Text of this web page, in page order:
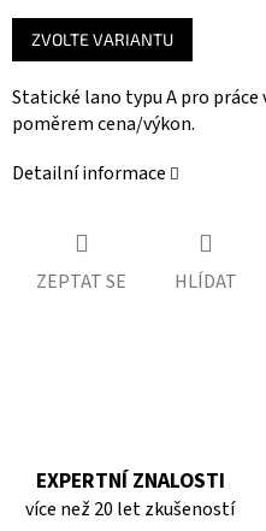
Měrná
cena:
ZVOLTE VARIANTU
Statické lano typu A pro práce
poměrem cena/výkon.
Detailní informace
ZEPTAT SE HLÍDAT
EXPERTNÍ ZNALOSTI
více než 20 let zkušeností